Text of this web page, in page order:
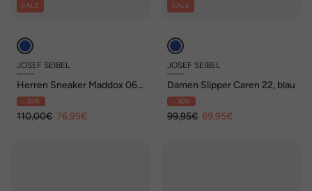
SALE
JOSEF SEIBEL
Herren Sneaker Maddox 06,
ocean-kombi
- 30%
110,00€ 76,95€
SALE
JOSEF SEIBEL
Damen Slipper Caren 22, blau
- 30%
99,95€ 69,95€